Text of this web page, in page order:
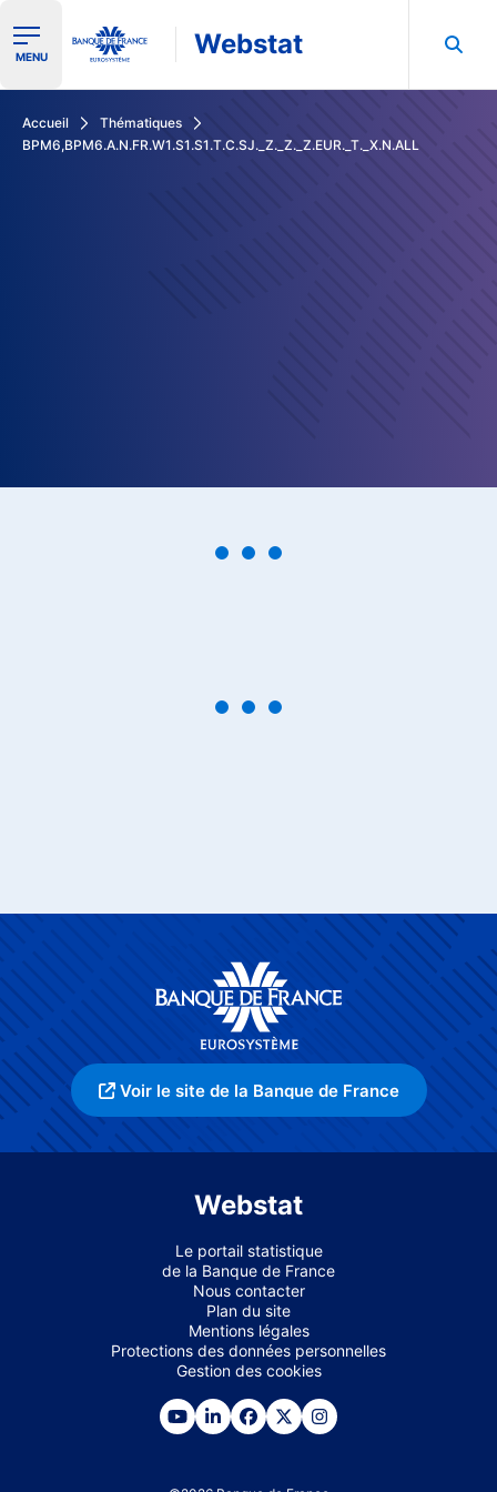
Ouvrir le menu de navigation
MENU Webstat
Accueil
Thématiques
BPM6,BPM6.A.N.FR.W1.S1.S1.T.C.SJ._Z._Z._Z.EUR._T._X.N.ALL
Voir le site de la Banque de France
Webstat
Le portail statistique
de la Banque de France
Nous contacter
Plan du site
Mentions légales
Protections des données personnelles
Gestion des cookies